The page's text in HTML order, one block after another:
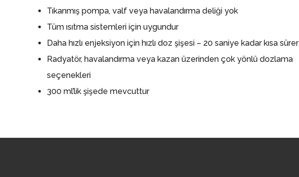
Tıkanmış pompa, valf veya havalandırma deliği yok
Tüm ısıtma sistemleri için uygundur
Daha hızlı enjeksiyon için hızlı doz şişesi – 20 saniye kadar kısa sürer
Radyatör, havalandırma veya kazan üzerinden çok yönlü dozlama
seçenekleri
300 ml’lik şişede mevcuttur